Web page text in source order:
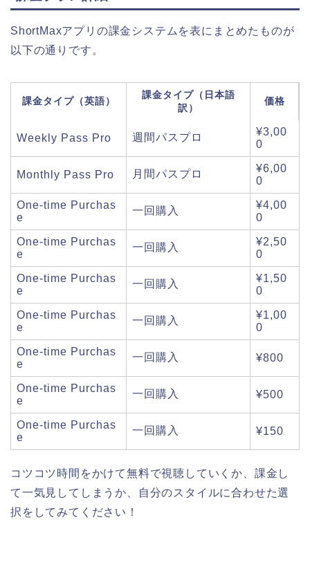
ShortMaxアプリの課金システムを表にまとめたものが
以下の通りです。
課金タイプ（英語）
課金タイプ（日本語
訳）
価格
Weekly Pass Pro 週間パスプロ
¥3,00
0
Monthly Pass Pro 月間パスプロ
¥6,00
0
One-time Purchas
e
一回購入
¥4,00
0
One-time Purchas
e
一回購入
¥2,50
0
One-time Purchas
e
一回購入
¥1,50
0
One-time Purchas
e
一回購入
¥1,00
0
One-time Purchas
e
一回購入 ¥800
One-time Purchas
e
一回購入 ¥500
One-time Purchas
e
一回購入 ¥150
コツコツ時間をかけて無料で視聴していくか、課金し
て一気見してしまうか、自分のスタイルに合わせた選
択をしてみてください！